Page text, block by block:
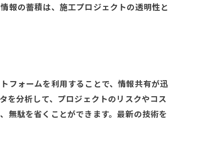
報の蓄積は、施工プロジェクトの透明性と
フォームを利用することで、情報共有が迅
を分析して、プロジェクトのリスクやコス
無駄を省くことができます。最新の技術を